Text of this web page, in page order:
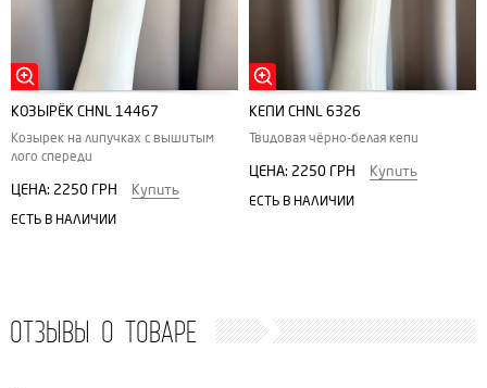
КОЗЫРЁК CHNL 14467
Козырек на липучках с вышитым
лого спереди
ЦЕНА: 2250 ГРН Купить
ЕСТЬ В НАЛИЧИИ
КЕПИ CHNL 6326
Твидовая чёрно-белая кепи
ЦЕНА: 2250 ГРН Купить
ЕСТЬ В НАЛИЧИИ
ОТЗЫВЫ О ТОВАРЕ